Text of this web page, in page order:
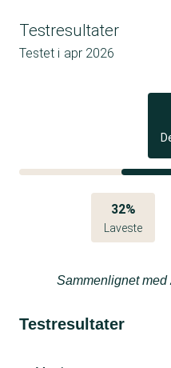
Testresultater
Testet i apr 2026
32%
Laveste
Sammenlignet med
Testresultater